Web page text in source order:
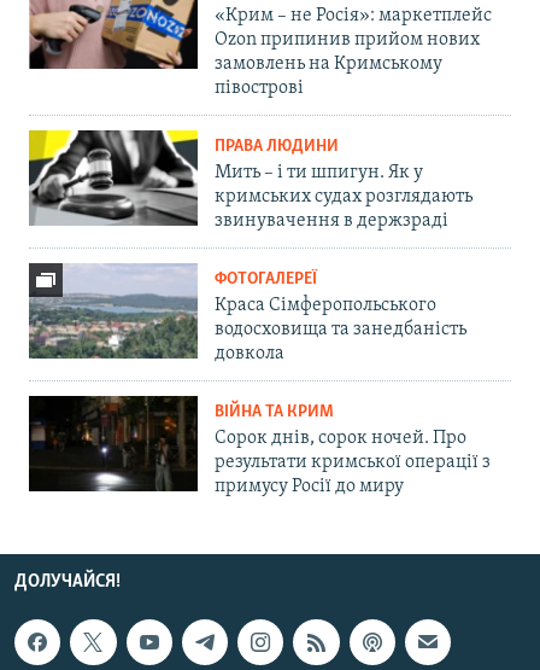
«Крим – не Росія»: маркетплейс
Ozon припинив прийом нових
замовлень на Кримському
півострові
ПРАВА ЛЮДИНИ
Мить – і ти шпигун. Як у
кримських судах розглядають
звинувачення в держзраді
ФОТОГАЛЕРЕЇ
Краса Сімферопольського
водосховища та занедбаність
довкола
ВІЙНА ТА КРИМ
Сорок днів, сорок ночей. Про
результати кримської операції з
примусу Росії до миру
ДОЛУЧАЙСЯ!